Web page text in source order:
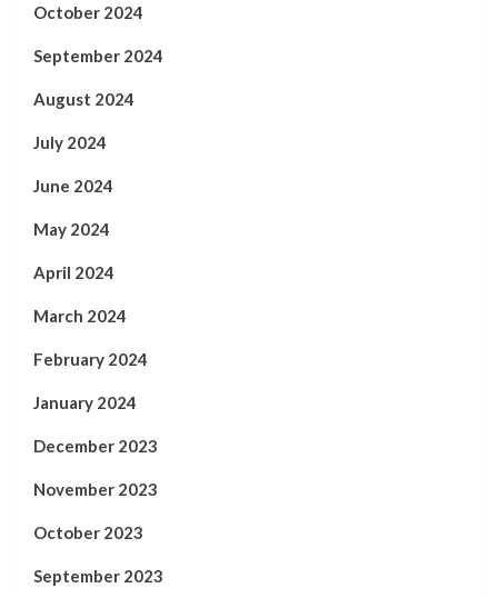
October 2024
September 2024
August 2024
July 2024
June 2024
May 2024
April 2024
March 2024
February 2024
January 2024
December 2023
November 2023
October 2023
September 2023